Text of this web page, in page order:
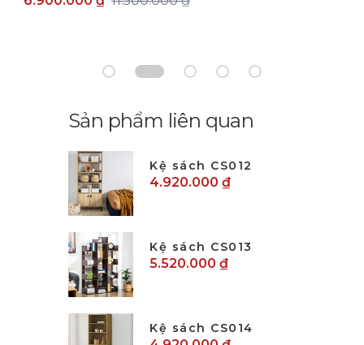
Sản phẩm liên quan
Kệ sách CS012
4.920.000 ₫
Kệ sách CS013
5.520.000 ₫
Kệ sách CS014